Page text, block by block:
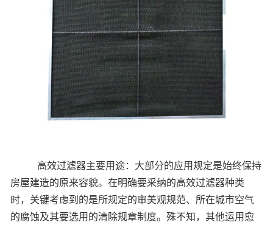
高效过滤器主要用途：大部分的应用规定是始终保持
房屋建造的原来容貌。在明确要采纳的高效过滤器种类
时，关键考虑到的是所规定的审美观规范、所在城市空气
的腐蚀及其要选用的清除规章制度。殊不知，其他运用愈